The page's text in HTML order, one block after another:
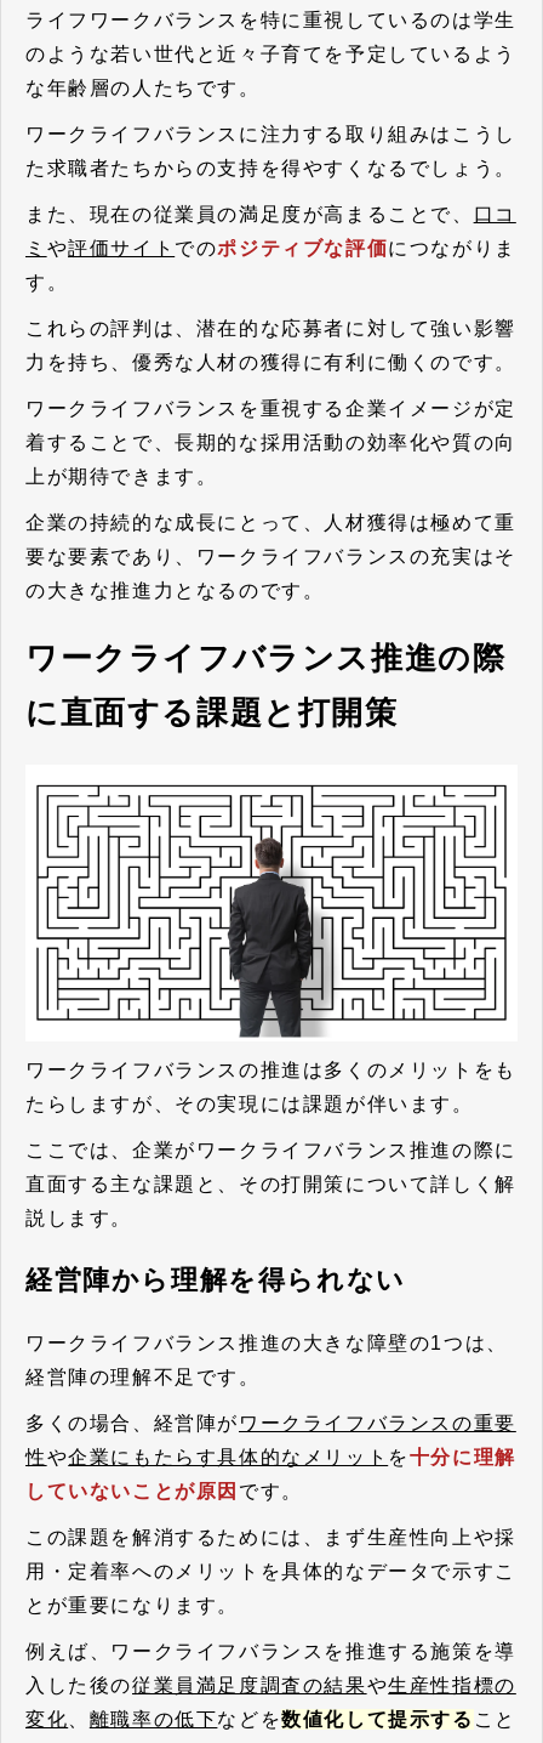
ライフワークバランスを特に重視しているのは学生
のような若い世代と近々子育てを予定しているよう
な年齢層の人たちです。
ワークライフバランスに注力する取り組みはこうし
た求職者たちからの支持を得やすくなるでしょう。
また、現在の従業員の満足度が高まることで、 口コ
ミ や評価サイト でのポジティブな評価につながりま
す。
これらの評判は、潜在的な応募者に対して強い影響
力を持ち、優秀な人材の獲得に有利に働くのです。
ワークライフバランスを重視する企業イメージが定
着することで、長期的な採用活動の効率化や質の向
上が期待できます。
企業の持続的な成長にとって、人材獲得は極めて重
要な要素であり、ワークライフバランスの充実はそ
の大きな推進力となるのです。
ワークライフバランス推進の際
に直面する課題と打開策
ワークライフバランスの推進は多くのメリットをも
たらしますが、その実現には課題が伴います。
ここでは、企業がワークライフバランス推進の際に
直面する主な課題と、その打開策について詳しく解
説します。
経営陣から理解を得られない
ワークライフバランス推進の大きな障壁の1つは、
経営陣の理解不足です。
多くの場合、経営陣が ワークライフバランスの重要
性や企業にもたらす具体的なメリット を十分に理解
していないことが原因 です。
この課題を解消するためには、まず生産性向上や採
用・定着率へのメリットを具体的なデータで示すこ
とが重要になります。
例えば、ワークライフバランスを推進する施策を導
入した後の従業員満足度調査の結果や生産性指標の
変化
離職率の低下などを数値化して提示する こと